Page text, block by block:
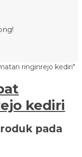
ringinrejo kediri"
kediri
pada